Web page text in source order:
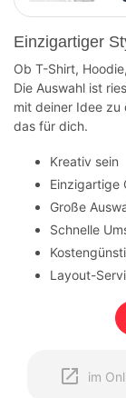
Einzigartiger
Ob T-Shirt,
Die Auswahl ist
mit deiner Idee zu
das für dich.
Kreativ sein
Einzigartige
Große
Schnelle
Layout-
open_in_new im